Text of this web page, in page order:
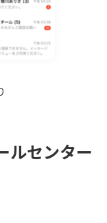
ルセンター